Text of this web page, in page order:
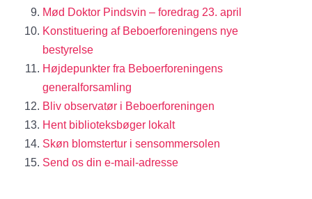
Mød Doktor Pindsvin – foredrag 23. april
Konstituering af Beboerforeningens nye
bestyrelse
Højdepunkter fra Beboerforeningens
generalforsamling
Bliv observatør i Beboerforeningen
Hent biblioteksbøger lokalt
Skøn blomstertur i sensommersolen
Send os din e-mail-adresse